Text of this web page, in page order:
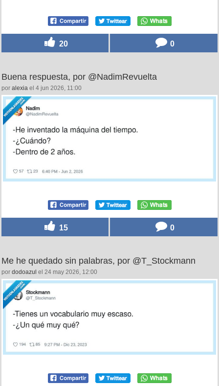
20 0
Buena respuesta, por @NadimRevuelta
por alexia el 4 jun 2026, 11:00
15 0
Me he quedado sin palabras, por @T_Stockmann
por dodoazul el 24 may 2026, 12:00